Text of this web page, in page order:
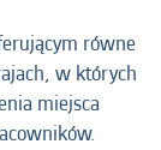
równe
w których
miejsca